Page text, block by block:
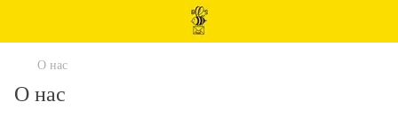
О нас
О нас